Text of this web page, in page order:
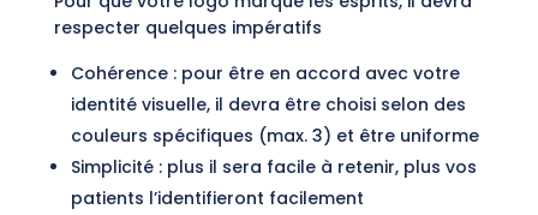
respecter quelques impératifs
Cohérence : pour être en accord avec votre
identité visuelle, il devra être choisi selon des
couleurs spécifiques (max. 3) et être uniforme
Simplicité : plus il sera facile à retenir, plus vos
patients l’identifieront facilement